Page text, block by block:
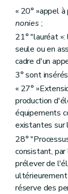
« 20° »appel
nonies ;
21° "lauréat
seule ou en
cadre d'un
3° sont
« 27°
production
équipements
existantes sur
28°
consistant,
prélever de
réserve des